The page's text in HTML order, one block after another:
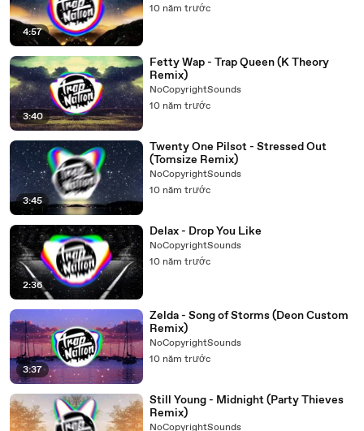
4:57
10 năm trước
3:40
Fetty Wap - Trap Queen (K Theory
Remix)
NoCopyrightSounds
10 năm trước
3:45
Twenty One Pilsot - Stressed Out
(Tomsize Remix)
NoCopyrightSounds
10 năm trước
2:36
Delax - Drop You Like
NoCopyrightSounds
10 năm trước
3:37
Zelda - Song of Storms (Deon Custom
Remix)
NoCopyrightSounds
10 năm trước
Still Young - Midnight (Party Thieves
Remix)
NoCopyrightSounds